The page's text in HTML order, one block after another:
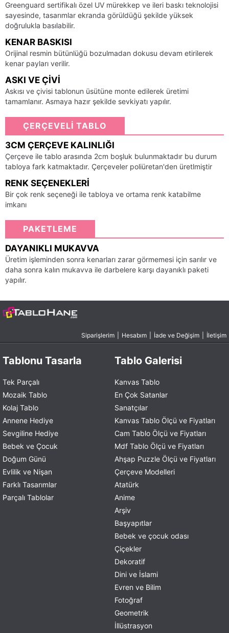
Greenguard sertifikalı özel UV mürekkep ve ileri baskı teknolojisi
sayesinde, tasarımlar ekranda görüldüğü şekilde yüksek
doğrulukla basılabilir.
KENAR BASKISI
Orijinal resmin bütünlüğü bozulmadan dokusu devam etirilerek
kenar payları verilir.
ASKI VE ÇIVI
Askısı ve çivisi tablonun üsütüne monte edilerek üretimi
tamamlanır. Asmaya hazır şekilde sevkiyatı yapılır.
ÇERÇEVELİ TABLO
3CM ÇERÇEVE KALINLIĞI
Çerçeve ile tablo arasında 2cm boşluk bulunmaktadır bu durum
tabloya fark katmaktadır. Çerçeveler poliüretan'den üretlmiştir
RENK SEÇENEKLERI
Bir çok renk seçeneği ile tabloya ve ortama renk katabilme
imkanı
PAKETLEME
DAYANIKLI MUKAVVA
Üretim işleminden sonra kenarları zarar görmemesi için sarılır ve
daha sonra kalın mukavva ile darbelere karşı dayanıklı paketi
yapılır.
Siparişlerim Hesabım İade ve Değişim İletişim
Tablonu Tasarla
Tek Parçalı
Mozaik Tablo
Kolaj Tablo
Annene Hediye
Sevgiline Hediye
Bebek ve Çocuk
Doğum Günü
Evlilik ve Nişan
Farklı Tasarımlar
Parçalı Tablolar
Tablo Galerisi
Kanvas Tablo
En Çok Satanlar
Sanatçılar
Kanvas Tablo Ölçü ve Fiyatları
Cam Tablo Ölçü ve Fiyatları
Mdf Tablo Ölçü ve Fiyatları
Ahşap Puzzle Ölçü ve Fiyatları
Çerçeve Modelleri
Atatürk
Anime
Arşiv
Başyapıtlar
Bebek ve çocuk odası
Çiçekler
Dekoratif
Dini ve İslami
Evren ve Bilim
Fotoğraf
Geometrik
İllüstrasyon